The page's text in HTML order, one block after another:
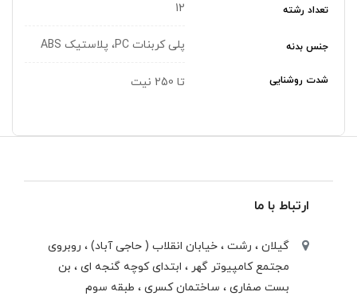
تعداد رشته 12
جنس بدنه پلی کربنات PC، پلاستیک ABS
شدت روشنایی تا 250 نیت
ارتباط با ما
گیلان ، رشت ، خيابان انقلاب ( حاجی آباد) ، روبروی
مجتمع كامپيوتر گهر ، ابتدای كوچه گنجه ای ، بن
بست صفاری ، ساختمان كسری ، طبقه سوم